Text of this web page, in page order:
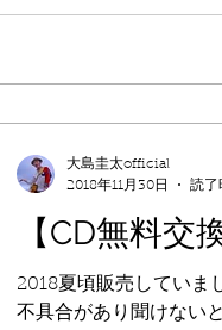
【CD無料交
2018夏頃販売していま
不具合があり聞けない
大島圭太official
2018年11月30日
読了